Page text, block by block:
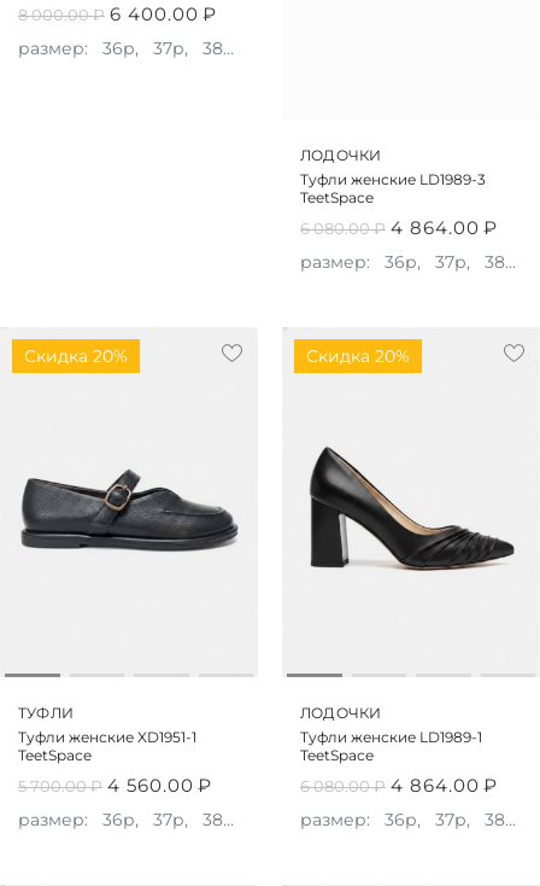
8 000.00₽ 6 400.00 ₽
размер: 36р, 37р, 38р,
ЛОДОЧКИ
Туфли женские LD1989-3
TeetSpace
6 080.00₽ 4 864.00 ₽
размер: 36р, 37р, 38р,
Скидка 20%
ТУФЛИ
Туфли женские XD1951-1
TeetSpace
5 700.00₽ 4 560.00 ₽
размер: 36р, 37р, 38р, 40р
Скидка 20%
ЛОДОЧКИ
Туфли женские LD1989-1
TeetSpace
6 080.00₽ 4 864.00 ₽
размер: 36р, 37р, 38р,